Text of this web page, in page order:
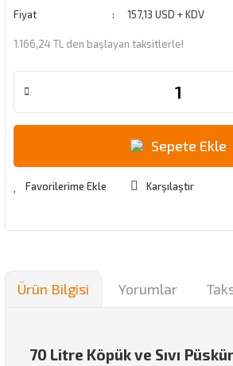
Fiyat
157,13 USD + KDV
1.166,24 TL den başlayan taksitlerle!
Sepete Ekle
Karşılaştır
Ürün Bilgisi Yorumlar
70 Litre Köpük ve Sıvı